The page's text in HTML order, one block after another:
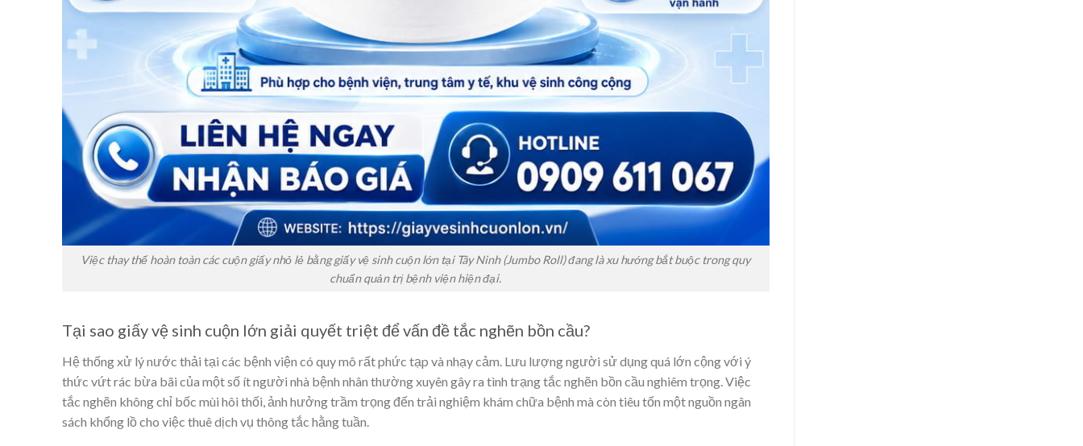
Việc thay thế hoàn toàn các cuộn giấy nhỏ lẻ bằng giấy vệ sinh cuộn lớn tại Tây Ninh (Jumbo Roll) đang là xu hướng bắt buộc trong quy
chuẩn quản trị bệnh viện hiện đại.
Tại sao giấy vệ sinh cuộn lớn giải quyết triệt để vấn đề tắc nghẽn bồn cầu?
Hệ thống xử lý nước thải tại các bệnh viện có quy mô rất phức tạp và nhạy cảm. Lưu lượng người sử dụng quá lớn cộng với ý
thức vứt rác bừa bãi của một số ít người nhà bệnh nhân thường xuyên gây ra tình trạng tắc nghẽn bồn cầu nghiêm trọng. Việc
tắc nghẽn không chỉ bốc mùi hôi thối, ảnh hưởng trầm trọng đến trải nghiệm khám chữa bệnh mà còn tiêu tốn một nguồn ngân
sách khổng lồ cho việc thuê dịch vụ thông tắc hằng tuần.